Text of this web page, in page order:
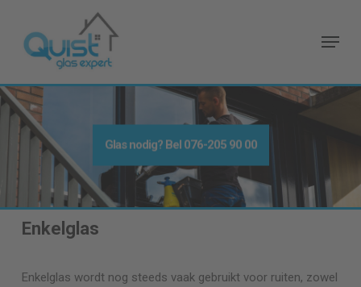
main
Menu
Glas nodig? Bel 076-205 90 00
Enkelglas
Enkelglas wordt nog steeds vaak gebruikt voor ruiten, zowel